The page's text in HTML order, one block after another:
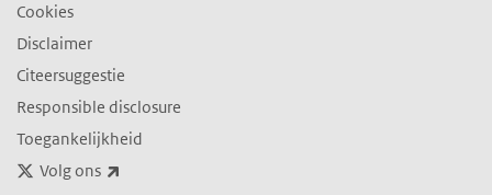
Cookies
Disclaimer
Citeersuggestie
Responsible disclosure
Toegankelijkheid
Volg ons